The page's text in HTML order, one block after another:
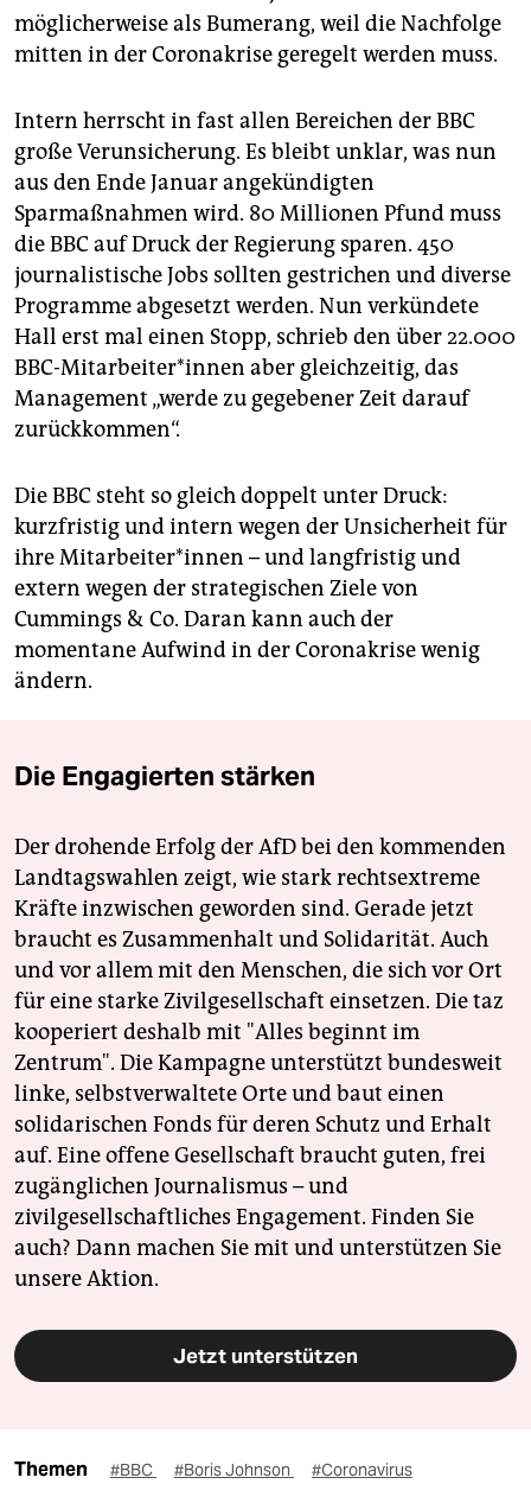
möglicherweise als Bumerang, weil die Nachfolge
mitten in der Coronakrise geregelt werden muss.
Intern herrscht in fast allen Bereichen der BBC
große Verunsicherung. Es bleibt unklar, was nun
aus den Ende Januar angekündigten
Sparmaßnahmen wird. 80 Millionen Pfund muss
die BBC auf Druck der Regierung sparen. 450
journalistische Jobs sollten gestrichen und diverse
Programme abgesetzt werden. Nun verkündete
Hall erst mal einen Stopp, schrieb den über 22.000
BBC-­Mit­ar­bei­te­r*in­nen aber gleichzeitig, das
Management „werde zu gegebener Zeit darauf
zurückkommen“.
Die BBC steht so gleich doppelt unter Druck:
kurzfristig und intern wegen der Unsicherheit für
ihre Mit­ar­bei­te­r*in­nen – und langfristig und
extern wegen der strategischen Ziele von
Cummings & Co. Daran kann auch der
momentane Aufwind in der Coronakrise wenig
ändern.
Die Engagierten stärken
Der drohende Erfolg der AfD bei den kommenden
Landtagswahlen zeigt, wie stark rechtsextreme
Kräfte inzwischen geworden sind. Gerade jetzt
braucht es Zusammenhalt und Solidarität. Auch
und vor allem mit den Menschen, die sich vor Ort
für eine starke Zivilgesellschaft einsetzen. Die taz
kooperiert deshalb mit "Alles beginnt im
Zentrum". Die Kampagne unterstützt bundesweit
linke, selbstverwaltete Orte und baut einen
solidarischen Fonds für deren Schutz und Erhalt
auf. Eine offene Gesellschaft braucht guten, frei
zugänglichen Journalismus – und
zivilgesellschaftliches Engagement. Finden Sie
auch? Dann machen Sie mit und unterstützen Sie
unsere Aktion.
Jetzt unterstützen
Themen #BBC #Boris Johnson #Coronavirus